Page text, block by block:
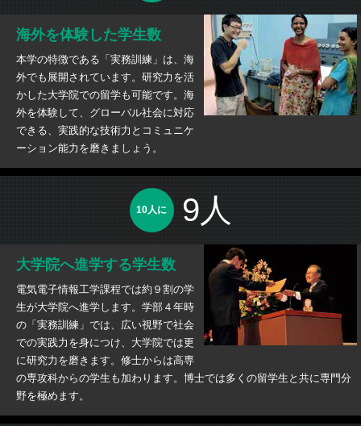
海外を体験した学生数
本学の特徴である「実務訓練」は、海
外でも展開されています。研究力を活
かした大学院での留学も可能です。海
外を体験して、グローバル社会に対応
できる、実践的な技術力とコミュニケ
ーション能力を磨きましょう。
10人に 9人
大学院へ進学する学生数
電気電子情報工学課程では約９割の学
生が大学院へ進学します。学部４年時
の「実務訓練」では、広い視野で社会
での実践力を身につけ、大学院では更
に研究力を磨きます。修士からは高専
の専攻科からの学生も加わります。博士では多くの留学生と共に専門分
野を極めます。